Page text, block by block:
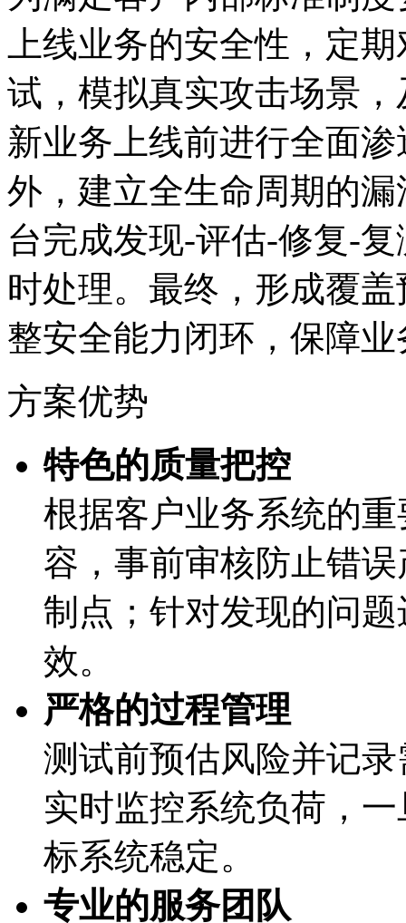
上线业务的安全性
试，模拟真实攻击场景
新业务上线前进行全面渗透测
外，建立全生命周期的
台完成发现-评估-修复-复测的
时处理。最终，形成覆盖预防
整安全能力闭环
方案优势
特色的质量把控
根据客户业务系统的
容，事前审核防止
制点；针对发现的问题进行
效。
严格的过程管理
测试前预估风险并记录需跳
实时监控系统负荷
标系统稳定。
专业的服务团队